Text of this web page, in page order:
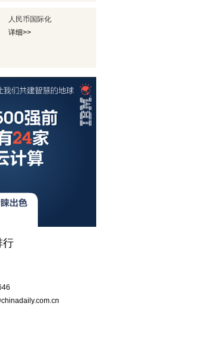
人民币国际化
详细>>
行